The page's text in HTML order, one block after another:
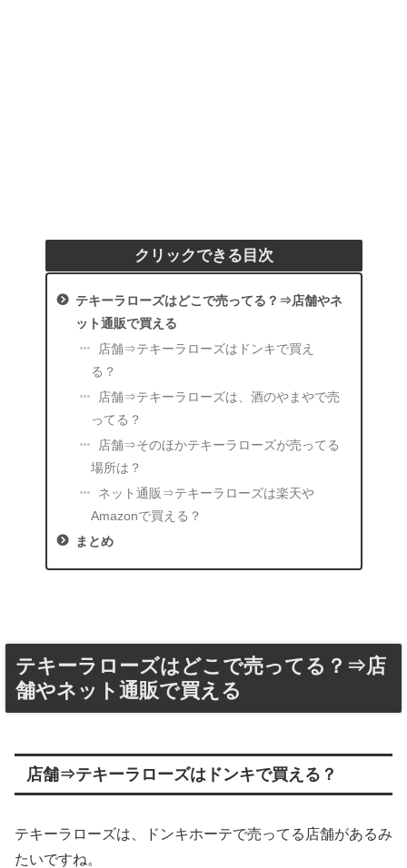
クリックできる目次
テキーラローズはどこで売ってる？⇒店舗やネ
ット通販で買える
店舗⇒テキーラローズはドンキで買え
る？
店舗⇒テキーラローズは、酒のやまやで売
ってる？
店舗⇒そのほかテキーラローズが売ってる
場所は？
ネット通販⇒テキーラローズは楽天や
Amazonで買える？
まとめ
テキーラローズはどこで売ってる？⇒店
舗やネット通販で買える
店舗⇒テキーラローズはドンキで買える？
テキーラローズは、ドンキホーテで売ってる店舗があるみ
たいですね。